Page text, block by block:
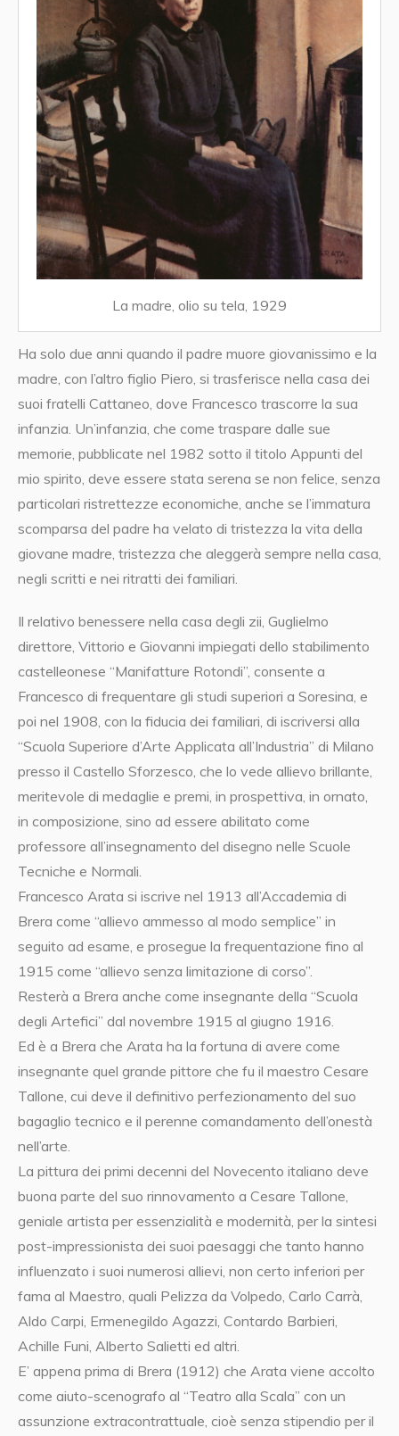
La madre, olio su tela, 1929
Ha solo due anni quando il padre muore giovanissimo e la
madre, con l’altro figlio Piero, si trasferisce nella casa dei
suoi fratelli Cattaneo, dove Francesco trascorre la sua
infanzia. Un’infanzia, che come traspare dalle sue
memorie, pubblicate nel 1982 sotto il titolo Appunti del
mio spirito, deve essere stata serena se non felice, senza
particolari ristrettezze economiche, anche se l’immatura
scomparsa del padre ha velato di tristezza la vita della
giovane madre, tristezza che aleggerà sempre nella casa,
negli scritti e nei ritratti dei familiari.
Il relativo benessere nella casa degli zii, Guglielmo
direttore, Vittorio e Giovanni impiegati dello stabilimento
castelleonese “Manifatture Rotondi”, consente a
Francesco di frequentare gli studi superiori a Soresina, e
poi nel 1908, con la fiducia dei familiari, di iscriversi alla
“Scuola Superiore d’Arte Applicata all’Industria” di Milano
presso il Castello Sforzesco, che lo vede allievo brillante,
meritevole di medaglie e premi, in prospettiva, in ornato,
in composizione, sino ad essere abilitato come
professore all’insegnamento del disegno nelle Scuole
Tecniche e Normali.
Francesco Arata si iscrive nel 1913 all’Accademia di
Brera come “allievo ammesso al modo semplice” in
seguito ad esame, e prosegue la frequentazione fino al
1915 come “allievo senza limitazione di corso”.
Resterà a Brera anche come insegnante della “Scuola
degli Artefici” dal novembre 1915 al giugno 1916.
Ed è a Brera che Arata ha la fortuna di avere come
insegnante quel grande pittore che fu il maestro Cesare
Tallone, cui deve il definitivo perfezionamento del suo
bagaglio tecnico e il perenne comandamento dell’onestà
nell’arte.
La pittura dei primi decenni del Novecento italiano deve
buona parte del suo rinnovamento a Cesare Tallone,
geniale artista per essenzialità e modernità, per la sintesi
post-impressionista dei suoi paesaggi che tanto hanno
influenzato i suoi numerosi allievi, non certo inferiori per
fama al Maestro, quali Pelizza da Volpedo, Carlo Carrà,
Aldo Carpi, Ermenegildo Agazzi, Contardo Barbieri,
Achille Funi, Alberto Salietti ed altri.
E’ appena prima di Brera (1912) che Arata viene accolto
come aiuto-scenografo al “Teatro alla Scala” con un
assunzione extracontrattuale, cioè senza stipendio per il